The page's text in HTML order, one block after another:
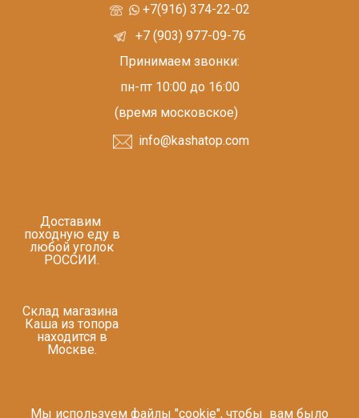
+7(916) 374-22-02
+7 (903) 977-09-76
Принимаем звонки:
пн-пт 10:00 до 16:00
(время московское)
info@kashatop.com
Доставим
походную еду в
любой уголок
РОССИИ.
Склад магазина
Каша из топора
находится в
Москве.
Мы используем файлы "cookie", чтобы вам было